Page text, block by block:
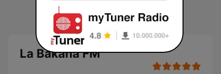
La Bakana FM